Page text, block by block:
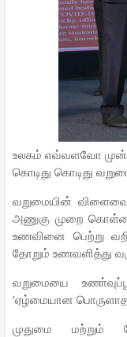
உலகம் எவ்வளவோ
கொடிது கொடிது
வறுமையின்
அணுகு முறை
உணவினை பெற்று
தோறும் உணவளித்து
வறுமையை
‘ஏழ்மையான
முதுமை மற்றும்